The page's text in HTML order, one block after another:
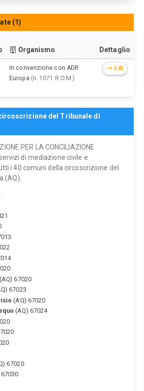
(1)
Organismo Dettaglio
In convenzione con ADR
Europa (n. 1071 R.O.M.)
VAI
del Tribunale di
PER LA CONCILIAZIONE
di mediazione civile e
i 40 comuni della circoscrizione del
(AQ).
(AQ) 67020
67023
(AQ) 67020
(AQ) 67024
67020